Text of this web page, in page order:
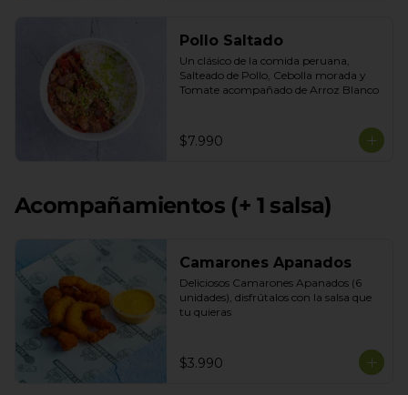
Pollo Saltado
Un clásico de la comida peruana,
Salteado de Pollo, Cebolla morada y
Tomate acompañado de Arroz Blanco
$7.990
Acompañamientos (+ 1 salsa)
Camarones Apanados
Deliciosos Camarones Apanados (6
unidades), disfrútalos con la salsa que
tu quieras
$3.990